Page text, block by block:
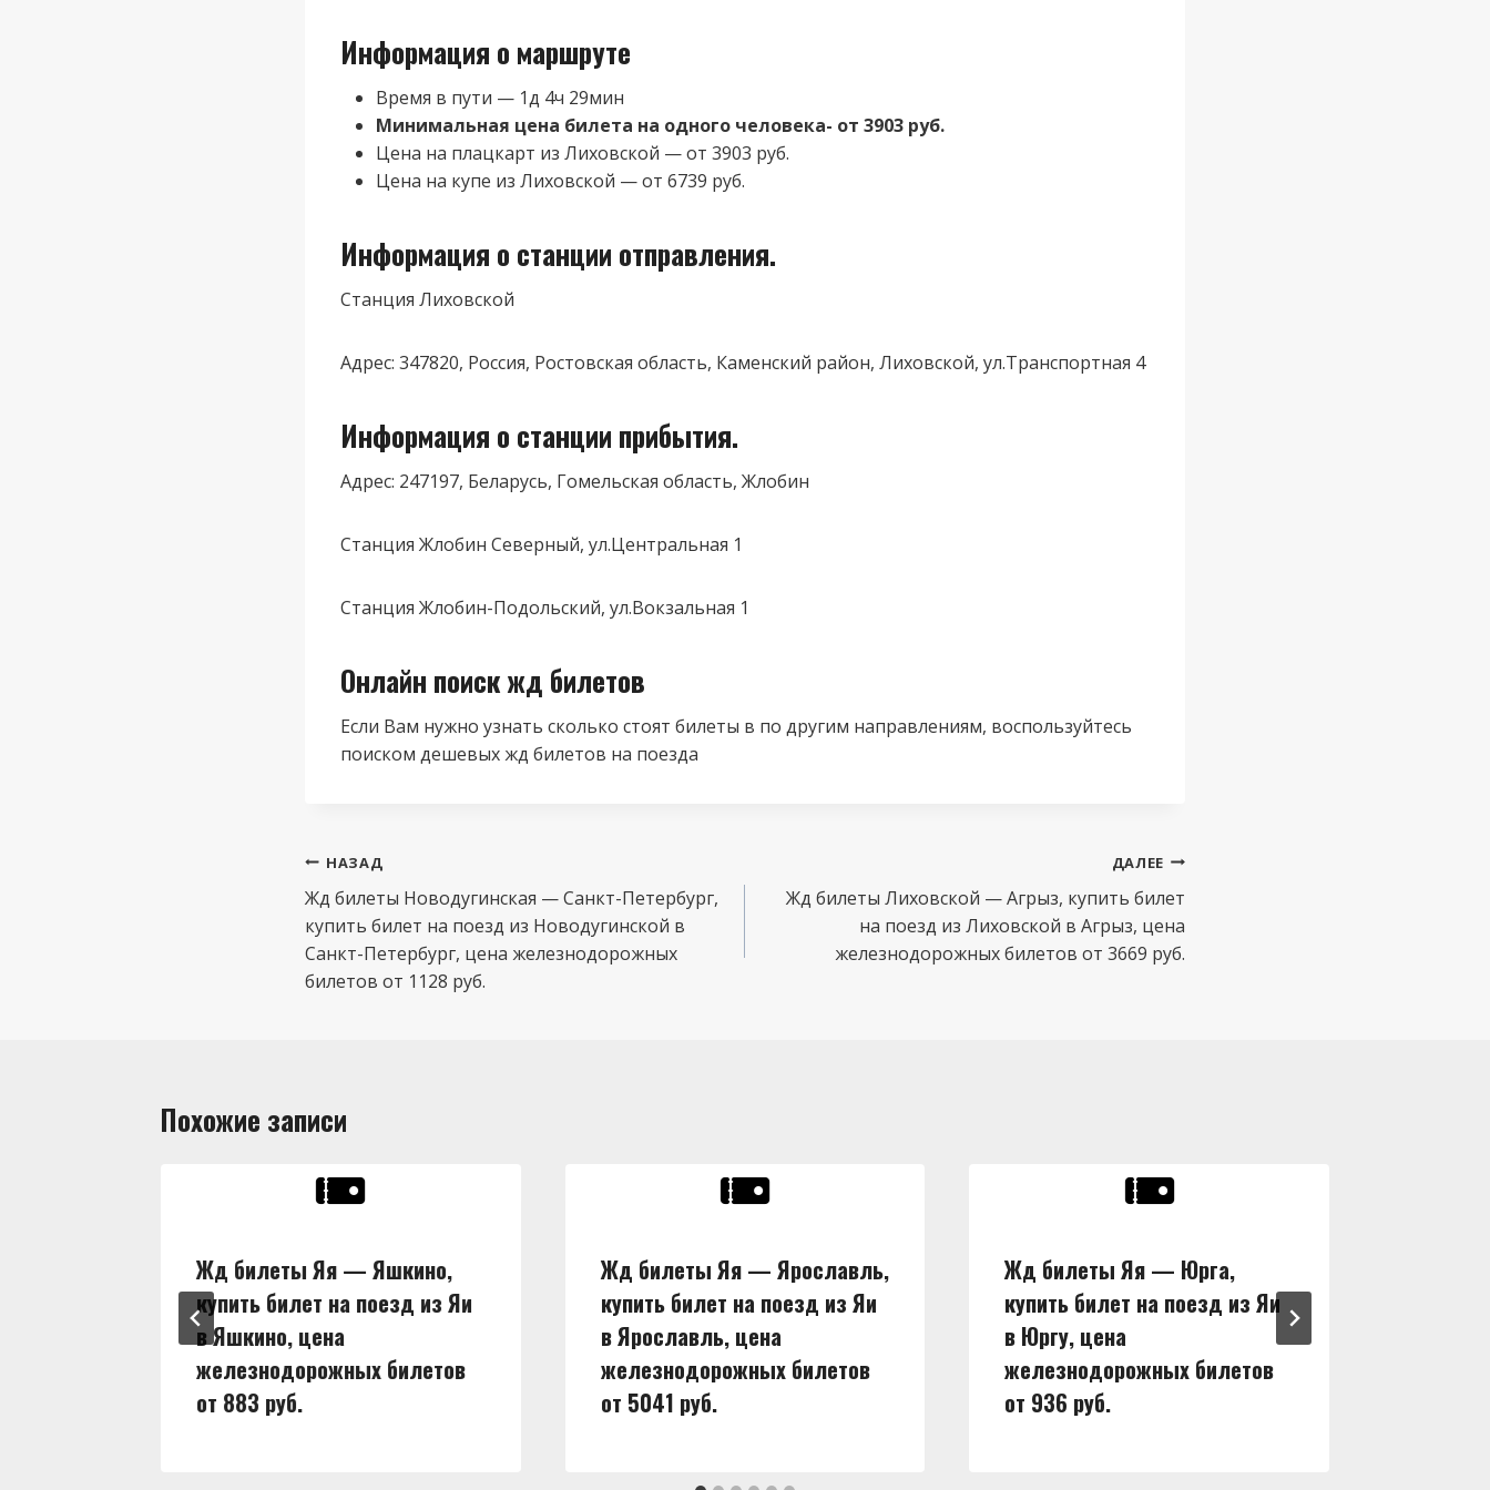
Информация о маршруте
Время в пути — 1д 4ч 29мин
Минимальная цена билета на одного человека- от 3903 руб.
Цена на плацкарт из Лиховской — от 3903 руб.
Цена на купе из Лиховской — от 6739 руб.
Информация о станции отправления.
Станция Лиховской
Адрес: 347820, Россия, Ростовская область, Каменский район, Лиховской, ул.Транспортная 4
Информация о станции прибытия.
Адрес: 247197, Беларусь, Гомельская область, Жлобин
Станция Жлобин Северный, ул.Центральная 1
Станция Жлобин-Подольский, ул.Вокзальная 1
Онлайн поиск жд билетов
Если Вам нужно узнать сколько стоят билеты в по другим направлениям, воспользуйтесь
поиском дешевых жд билетов на поезда
Навигация
по
записям
НАЗАД
Жд билеты Новодугинская — Санкт-Петербург,
купить билет на поезд из Новодугинской в
Санкт-Петербург, цена железнодорожных
билетов от 1128 руб.
ДАЛЕЕ
Жд билеты Лиховской — Агрыз, купить билет
на поезд из Лиховской в Агрыз, цена
железнодорожных билетов от 3669 руб.
Похожие записи
Жд билеты Яя — Яшкино,
купить билет на поезд из Яи
в Яшкино, цена
железнодорожных билетов
от 883 руб.
Жд билеты Яя — Ярославль,
купить билет на поезд из Яи
в Ярославль, цена
железнодорожных билетов
от 5041 руб.
Жд билеты Яя — Юрга,
купить билет на поезд из Яи
в Юргу, цена
железнодорожных билетов
от 936 руб.